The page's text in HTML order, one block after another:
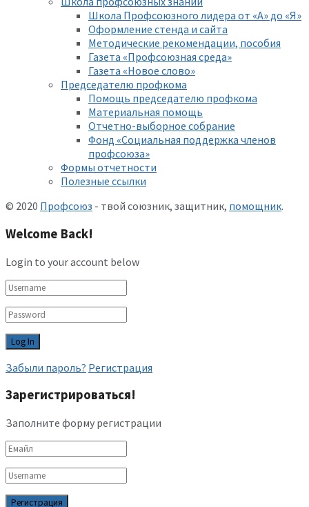
Школа Профсоюзного лидера от «А» до «Я»
Оформление стенда и сайта
Методические рекомендации, пособия
Газета «Профсоюзная среда»
Газета «Новое слово»
Председателю профкома
Помощь председателю профкома
Материальная помощь
Отчетно-выборное собрание
Фонд «Социальная поддержка членов
профсоюза»
Формы отчетности
Полезные ссылки
© 2020 Профсоюз - твой союзник, защитник, помощник.
Welcome Back!
Login to your account below
Забыли пароль? Регистрация
Зарегистрироваться!
Заполните форму регистрации